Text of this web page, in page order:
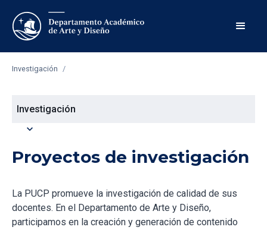
Investigación /
Investigación
expand_more
Proyectos de investigación
La PUCP promueve la investigación de calidad de sus
docentes. En el Departamento de Arte y Diseño,
participamos en la creación y generación de contenido